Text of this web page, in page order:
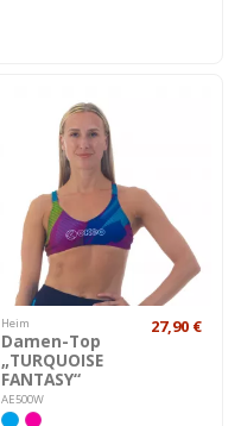
Heim
Damen-Top
„TURQUOISE
FANTASY“
AE500W
27,90 €